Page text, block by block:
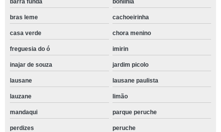
barra funda bonilhia
bras leme cachoeirinha
casa verde chora menino
freguesia do ó imirin
inajar de souza jardim picolo
lausane lausane paulista
lauzane limão
mandaqui parque peruche
perdizes peruche